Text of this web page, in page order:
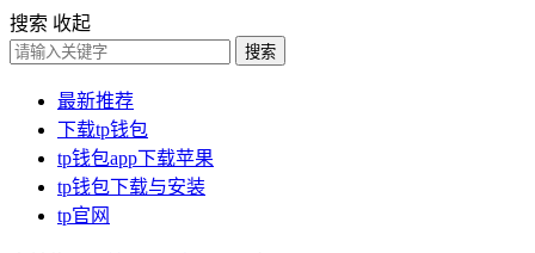
搜索 收起
搜索
最新推荐
下载tp钱包
tp钱包app下载苹果
tp钱包下载与安装
tp官网